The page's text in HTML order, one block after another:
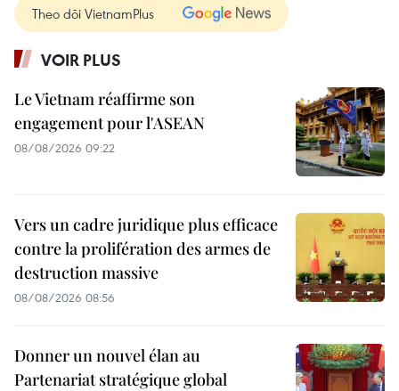
Theo dõi VietnamPlus
VOIR PLUS
Le Vietnam réaffirme son
engagement pour l'ASEAN
08/08/2026 09:22
Vers un cadre juridique plus efficace
contre la prolifération des armes de
destruction massive
08/08/2026 08:56
Donner un nouvel élan au
Partenariat stratégique global